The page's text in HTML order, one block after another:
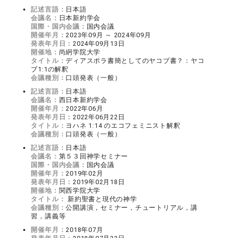
記述言語： 日本語
会議名： 日本新約学会
国際・国内会議： 国内会議
開催年月： 2023年09月 ～ 2024年09月
発表年月日： 2024年09月13日
開催地： 尚絅学院大学
タイトル：ディアスポラ書簡としてのヤコブ書？：ヤコ
ブ1:1の解釈
会議種別： 口頭発表（一般）
記述言語： 日本語
会議名： 西日本新約学会
開催年月： 2022年06月
発表年月日： 2022年06月22日
タイトル： ヨハネ 1:14 のエコフェミニスト解釈
会議種別： 口頭発表（一般）
記述言語： 日本語
会議名： 第５３回神学セミナー
国際・国内会議： 国内会議
開催年月： 2019年02月
発表年月日： 2019年02月18日
開催地： 関西学院大学
タイトル：
新約聖書と現代の神学
会議種別：公開講演，セミナー，チュートリアル，講
習，講義等
開催年月： 2018年07月